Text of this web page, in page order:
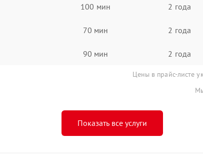
100 мин 2 года
70 мин 2 года
90 мин 2 года
Цены в прайс-листе
Показать все услуги